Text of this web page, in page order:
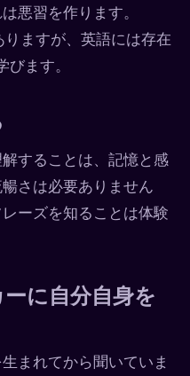
悪習を作ります。
りますが、英語には存在
ます。
することは、記憶と感
さは必要ありません
ーズを知ることは体験
に自分自身を
まれてから聞いていま